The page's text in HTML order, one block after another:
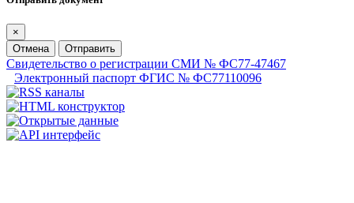
×
Отмена
Отправить
Свидетельство о регистрации СМИ № ФС77-47467
Электронный паспорт ФГИС № ФС77110096